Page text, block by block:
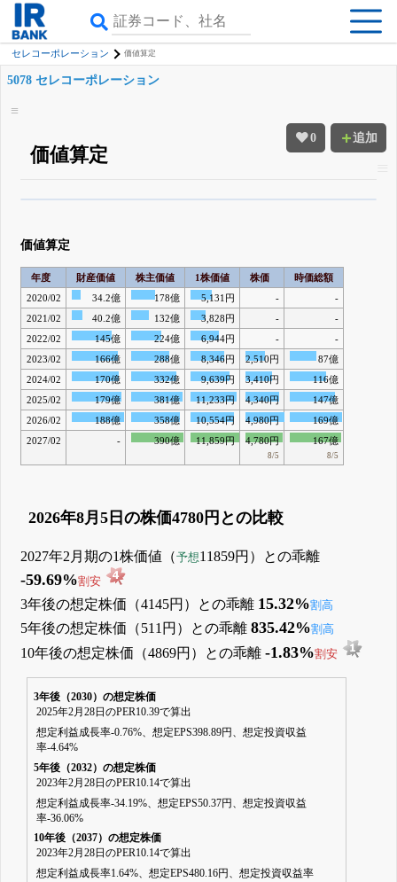
セレコーポレーション 価値算定
0 追加
5078 セレコーポレーション
価値算定
登録すると永久30%OFFと米株版の先行利用も付きます
価値算定
年度 財産価値 株主価値 1株価値 株価
時価総額
2020/02
34.2億 178億 5,131円 -
-
2021/02
40.2億 132億 3,828円 -
-
2022/02
145億 224億 6,944円 -
-
2023/02
166億 288億 8,346円 2,510円
87億
2024/02
170億 332億 9,639円 3,410円
116億
2025/02
179億 381億 11,233円 4,340円
147億
2026/02
188億 358億 10,554円 4,980円
169億
2027/02
- 390億 11,859円 4,780円
8/5
167億
8/5
2026年8月5日の株価4780円との比較
2027年2月期の1株価値（予想11859円）との乖離
-59.69%割安
3年後の想定株価（4145円）との乖離 15.32%割高
5年後の想定株価（511円）との乖離835.42%割高
10年後の想定株価（4869円）との乖離-1.83%割安
3年後（2030）の想定株価
2025年2月28日のPER10.39で算出
想定利益成長率-0.76%、想定EPS398.89円、想定投資収益
率-4.64%
5年後（2032）の想定株価
2023年2月28日のPER10.14で算出
想定利益成長率-34.19%、想定EPS50.37円、想定投資収益
率-36.06%
10年後（2037）の想定株価
2023年2月28日のPER10.14で算出
想定利益成長率1.64%、想定EPS480.16円、想定投資収益率